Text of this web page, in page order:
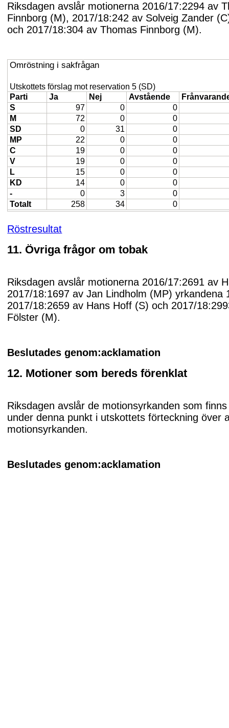
Riksdagen avslår motionerna 2016/17:2294 av
Finnborg (M), 2017/18:242 av Solveig Zander
och 2017/18:304 av Thomas Finnborg (M).
Omröstning i sakfrågan
Utskottets förslag mot reservation 5 (SD)
Parti
Ja Nej Avstående
S
97 0
0
M
72 0
0
SD
0 31
0
MP
22 0
0
C
19 0
0
V
19 0
0
L
15 0
0
KD
14 0
0
-
0 3
0
Totalt
258 34 0
Röstresultat
11. Övriga frågor om tobak
Riksdagen avslår motionerna 2016/17:2691 av
2017/18:1697 av Jan Lindholm (MP) yrkandena
2017/18:2659 av Hans Hoff (S) och 2017/
Fölster (M).
Beslutades genom:acklamation
12. Motioner som bereds förenklat
Riksdagen avslår de motionsyrkanden som
under denna punkt i utskottets förteckning över
motionsyrkanden.
Beslutades genom:acklamation